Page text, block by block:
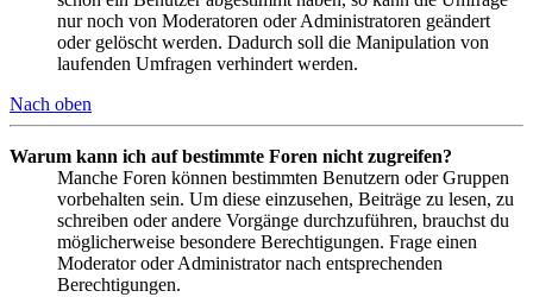
nur noch von Moderatoren oder Administratoren geändert
oder gelöscht werden. Dadurch soll die Manipulation von
laufenden Umfragen verhindert werden.
Nach oben
Warum kann ich auf bestimmte Foren nicht zugreifen?
Manche Foren können bestimmten Benutzern oder Gruppen
vorbehalten sein. Um diese einzusehen, Beiträge zu lesen, zu
schreiben oder andere Vorgänge durchzuführen, brauchst du
möglicherweise besondere Berechtigungen. Frage einen
Moderator oder Administrator nach entsprechenden
Berechtigungen.